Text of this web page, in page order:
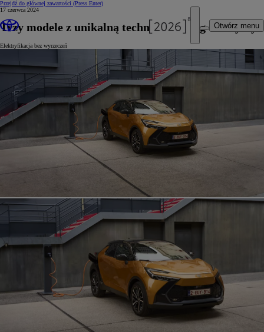
Przejdź do głównej zawartości (Press Enter)
Otwórz menu
17 czerwca 2024
Trzy modele z unikalną technologią plug-in Toyoty
Elektryfikacja bez wyrzeczeń